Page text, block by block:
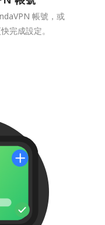
帳號，或
完成設定。